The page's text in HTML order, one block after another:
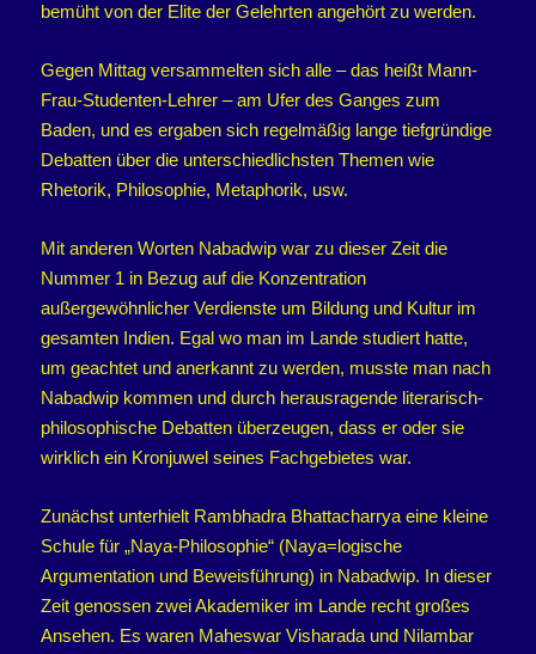
bemüht von der Elite der Gelehrten angehört zu werden.
Gegen Mittag versammelten sich alle – das heißt Mann-
Frau-Studenten-Lehrer – am Ufer des Ganges zum
Baden, und es ergaben sich regelmäßig lange tiefgründige
Debatten über die unterschiedlichsten Themen wie
Rhetorik, Philosophie, Metaphorik, usw.
Mit anderen Worten Nabadwip war zu dieser Zeit die
Nummer 1 in Bezug auf die Konzentration
außergewöhnlicher Verdienste um Bildung und Kultur im
gesamten Indien. Egal wo man im Lande studiert hatte,
um geachtet und anerkannt zu werden, musste man nach
Nabadwip kommen und durch herausragende literarisch-
philosophische Debatten überzeugen, dass er oder sie
wirklich ein Kronjuwel seines Fachgebietes war.
Zunächst unterhielt Rambhadra Bhattacharrya eine kleine
Schule für „Naya-Philosophie“ (Naya=logische
Argumentation und Beweisführung) in Nabadwip. In dieser
Zeit genossen zwei Akademiker im Lande recht großes
Ansehen. Es waren Maheswar Visharada und Nilambar